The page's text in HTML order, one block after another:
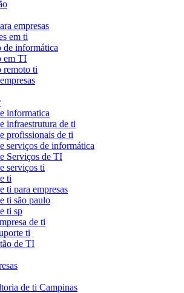
empresas
em ti
de informática
em TI
remoto ti
informatica
infraestrutura de ti
profissionais de ti
serviços de informática
Serviços de TI
serviços ti
ti
ti para empresas
ti são paulo
ti sp
de ti
ti
de TI
de ti Campinas